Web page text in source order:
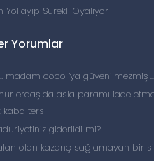
Yollayıp Sürekli Oyalıyor
Yorumlar
madam coco ‘ya güvenilmezmiş
erdaş da asla paramı iade
kaba ters
giderildi mi?
olan kazanç sağlamayan bir